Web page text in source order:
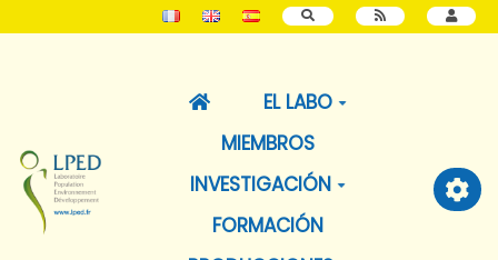
BUSCAR
EL LABO
MIEMBROS
INVESTIGACIÓN
FORMACIÓN